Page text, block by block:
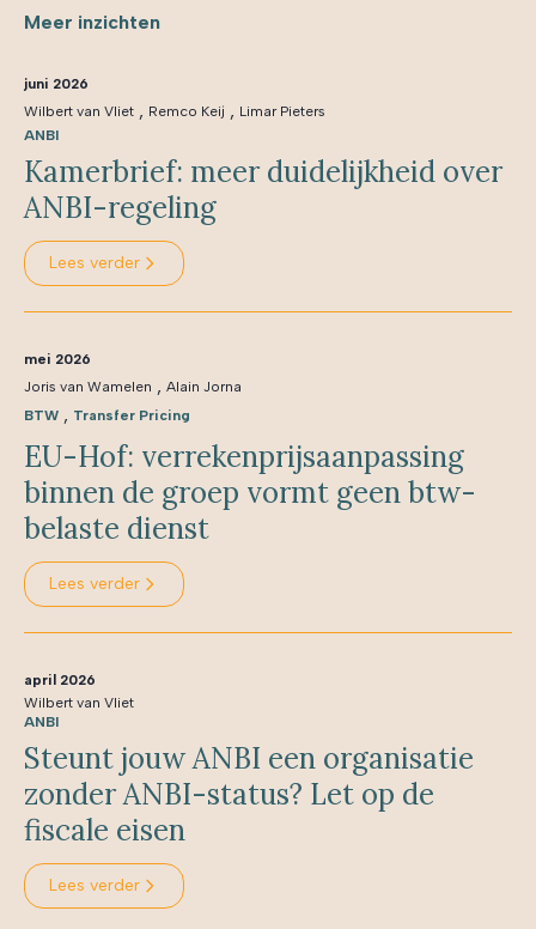
Meer inzichten
juni 2026
Wilbert van Vliet , Remco Keij , Limar Pieters
ANBI
Kamerbrief: meer duidelijkheid over
ANBI-regeling
Lees verder
mei 2026
Joris van Wamelen , Alain Jorna
BTW , Transfer Pricing
EU-Hof: verrekenprijsaanpassing
binnen de groep vormt geen btw-
belaste dienst
Lees verder
april 2026
Wilbert van Vliet
ANBI
Steunt jouw ANBI een organisatie
zonder ANBI-status? Let op de
fiscale eisen
Lees verder